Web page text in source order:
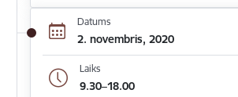
Datums
2. novembris, 2020
Laiks
9.30–18.00